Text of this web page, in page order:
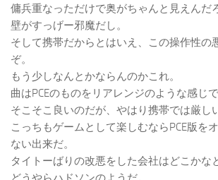
傭兵重なっただけで奥がちゃんと見えんだ
壁がすっげー邪魔だし。
そして携帯だからとはいえ、この操作性の
ぞ。
もう少しなんとかならんのかこれ。
曲はPCEのものをリアレンジのような感じで
そこそこ良いのだが、やはり携帯では厳し
こっちもゲームとして楽しむならPCE版を
ない出来だ。
タイトーばりの改悪をした会社はどこかな